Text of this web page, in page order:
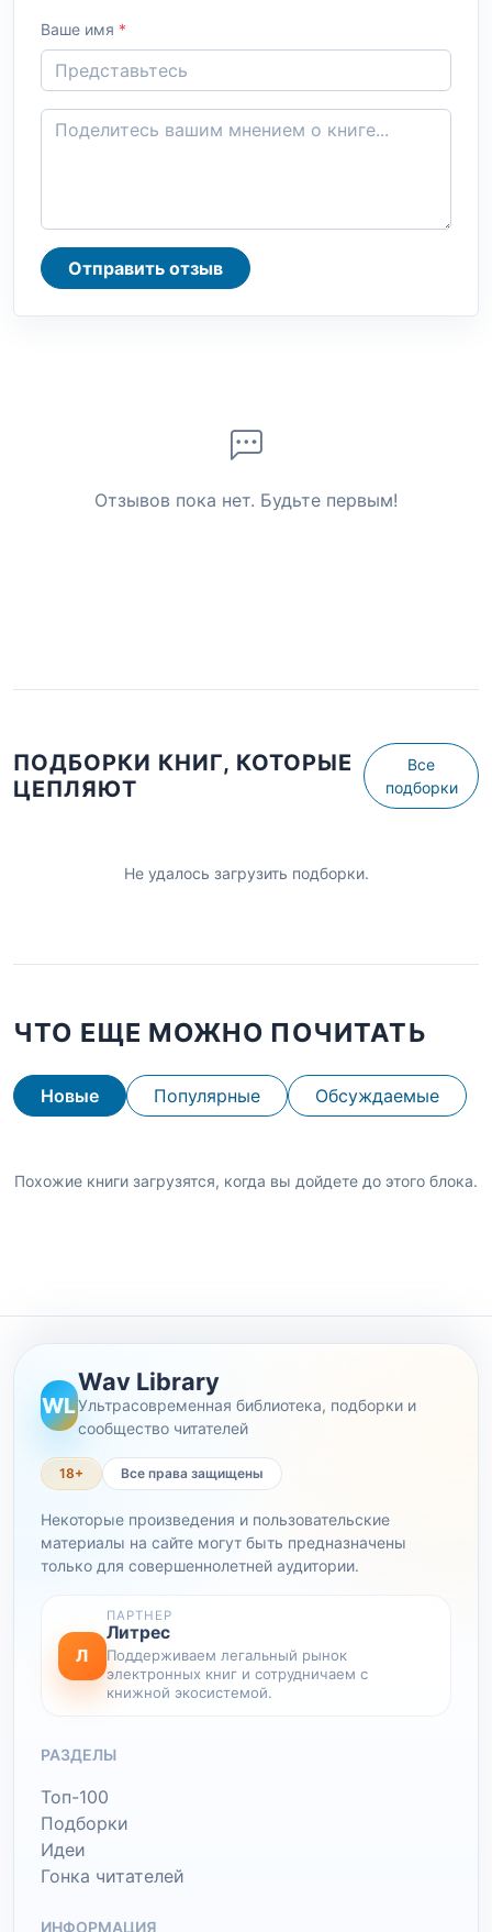
Ваше имя *
Отправить отзыв
Отзывов пока нет. Будьте первым!
ПОДБОРКИ КНИГ, КОТОРЫЕ
ЦЕПЛЯЮТ
Все
подборки
Не удалось загрузить подборки.
ЧТО ЕЩЕ МОЖНО ПОЧИТАТЬ
Новые Популярные Обсуждаемые
Похожие книги загрузятся, когда вы дойдете до этого блока.
WL
Wav Library
Ультрасовременная библиотека, подборки и
сообщество читателей
18+ Все права защищены
Некоторые произведения и пользовательские
материалы на сайте могут быть предназначены
только для совершеннолетней аудитории.
Л
ПАРТНЕР
Литрес
Поддерживаем легальный рынок
электронных книг и сотрудничаем с
книжной экосистемой.
РАЗДЕЛЫ
Топ-100
Подборки
Идеи
Гонка читателей
ИНФОРМАЦИЯ